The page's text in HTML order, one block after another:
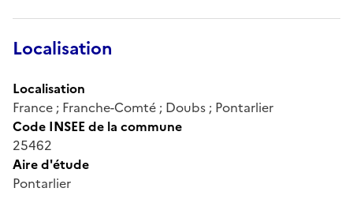
Localisation
Localisation
France ; Franche-Comté ; Doubs ; Pontarlier
Code INSEE de la commune
25462
Aire d'étude
Pontarlier